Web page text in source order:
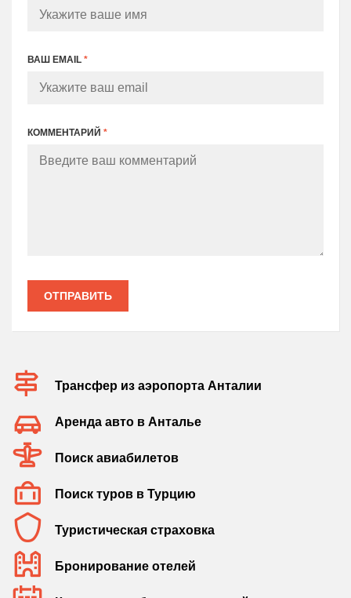
ВАШ EMAIL *
КОММЕНТАРИЙ *
ОТПРАВИТЬ
Трансфер из аэропорта Анталии
Аренда авто в Анталье
Поиск авиабилетов
Поиск туров в Турцию
Туристическая страховка
Бронирование отелей